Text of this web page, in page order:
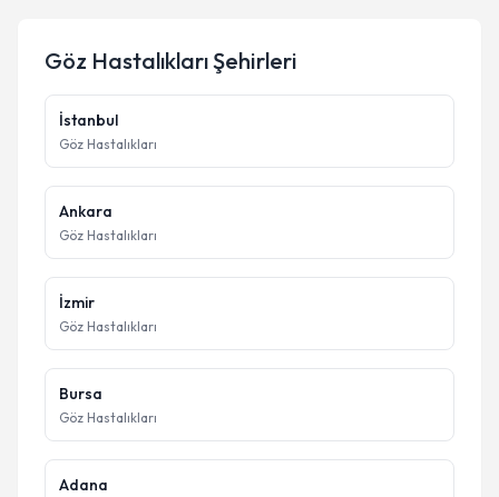
Göz HastalıklarıŞehirleri
İstanbul
Göz Hastalıkları
Ankara
Göz Hastalıkları
İzmir
Göz Hastalıkları
Bursa
Göz Hastalıkları
Adana